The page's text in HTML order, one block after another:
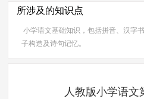
所涉及的知识点
小学语文基础知识，包括拼音、汉字
子构造及诗句记忆。
人教版小学语文